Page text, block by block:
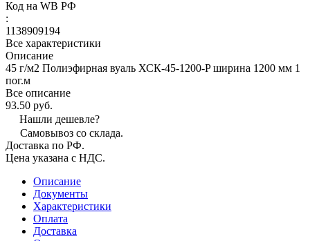
Код на WB РФ
:
1138909194
Все характеристики
Описание
45 г/м2 Полиэфирная вуаль ХСК-45-1200-P ширина 1200 мм 1
пог.м
Все описание
93.50 руб.
Нашли дешевле?
Самовывоз со склада.
Доставка по РФ.
Цена указана с НДС.
Описание
Документы
Характеристики
Оплата
Доставка